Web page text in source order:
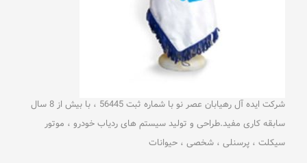
شرکت ایده آل رهیابان عصر نو با شماره ثبت 56445 ، با بیش از 8 سال
سابقه کاری مفید.طراحی و تولید سیستم های ردیاب خودرو ، موتور
سیکلت ، پرسنلی ، شخصی ، حیوانات